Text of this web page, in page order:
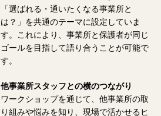
「選ばれる・通いたくなる事業所と
は？」を共通のテーマに設定していま
す。これにより、事業所と保護者が同じ
ゴールを目指して語り合うことが可能で
す。
他事業所スタッフとの横のつながり
ワークショップを通じて、他事業所の取
り組みや悩みを知り、現場で活かせるヒ